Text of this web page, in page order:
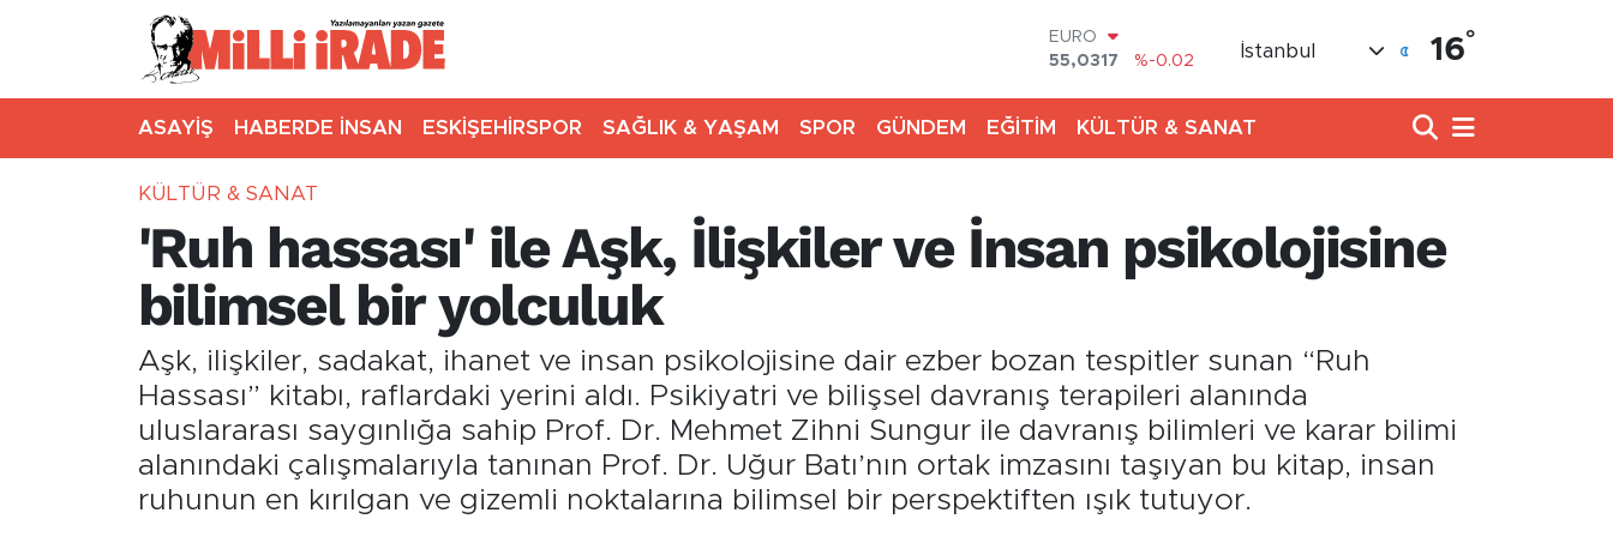
STERLİN
64,2463
%0.07
BİST100
13.799
%70
47,7143
%0.16
İstanbul 16°
ASAYİŞ HABERDE İNSAN ESKİŞEHİRSPOR SAĞLIK & YAŞAM SPOR GÜNDEM EĞİTİM KÜLTÜR & SANAT
KÜLTÜR & SANAT
'Ruh hassası' ile Aşk, İlişkiler ve İnsan psikolojisine
bilimsel bir yolculuk
Aşk, ilişkiler, sadakat, ihanet ve insan psikolojisine dair ezber bozan tespitler sunan “Ruh
Hassası” kitabı, raflardaki yerini aldı. Psikiyatri ve bilişsel davranış terapileri alanında
uluslararası saygınlığa sahip Prof. Dr. Mehmet Zihni Sungur ile davranış bilimleri ve karar bilimi
alanındaki çalışmalarıyla tanınan Prof. Dr. Uğur Batı’nın ortak imzasını taşıyan bu kitap, insan
ruhunun en kırılgan ve gizemli noktalarına bilimsel bir perspektiften ışık tutuyor.